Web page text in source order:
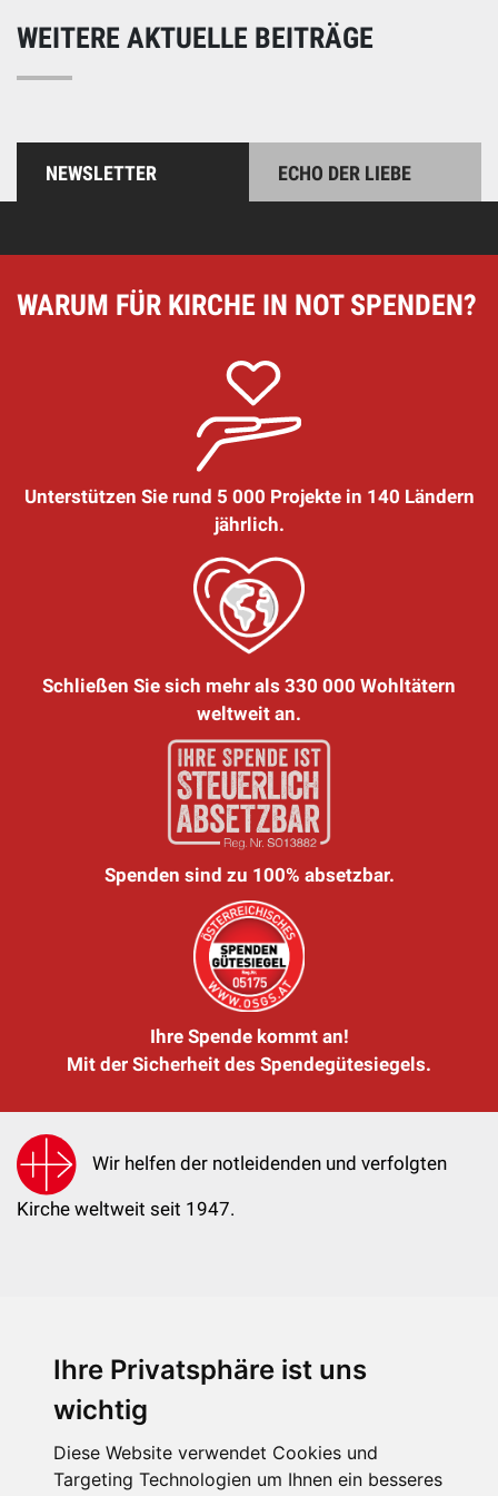
Ihre Privatsphäre ist uns
wichtig
Diese Website verwendet Cookies und
Targeting Technologien um Ihnen ein besseres
WEITERE AKTUELLE BEITRÄGE
NEWSLETTER ECHO DER LIEBE
WARUM FÜR KIRCHE IN NOT SPENDEN?
Unterstützen Sie rund 5 000 Projekte in 140 Ländern
jährlich.
Schließen Sie sich mehr als 330 000 Wohltätern
weltweit an.
Spenden sind zu 100% absetzbar.
Ihre Spende kommt an!
Mit der Sicherheit des Spendegütesiegels.
Wir helfen der notleidenden und verfolgten
Kirche weltweit seit 1947.
KIRCHE IN NOT - Österreich
kin@kircheinnot.at